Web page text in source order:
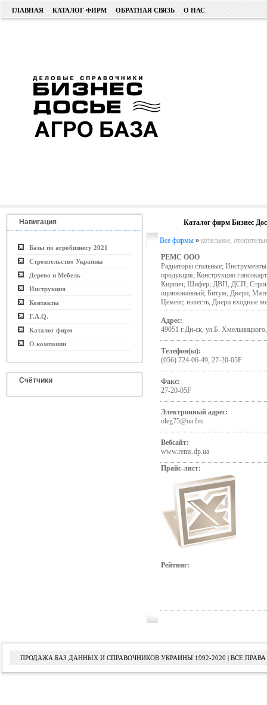
ГЛАВНАЯ КАТАЛОГ ФИРМ ОБРАТНАЯ СВЯЗЬ О НАС
Навигация
Базы по агробизнесу 2021
Строительство Украины
Дерево и Мебель
Инструкция
Контакты
F.A.Q.
Каталог фирм
О компании
Счётчики
Каталог фирм Бизнес
Все фирмы » котельное,
РЕМС ООО
Радиаторы стальные;
продукция; Конструкции
Кирпич; Шифер; ДВП, ДСП;
оцинкованный; Битум; Двери;
Цемент, известь; Двери входные
Адрес:
49051 г.Дн-ск, ул.Б.
Телефон(ы):
(056) 724-06-49, 27-20-05F
Факс:
27-20-05F
Электронный адрес:
oleg75@ua.fm
Вебсайт:
www.rems.dp.ua
Прайс-лист:
Рейтинг:
ПРОДАЖА БАЗ ДАННЫХ И СПРАВОЧНИКОВ УКРАИНЫ 1992-2020 | ВСЕ